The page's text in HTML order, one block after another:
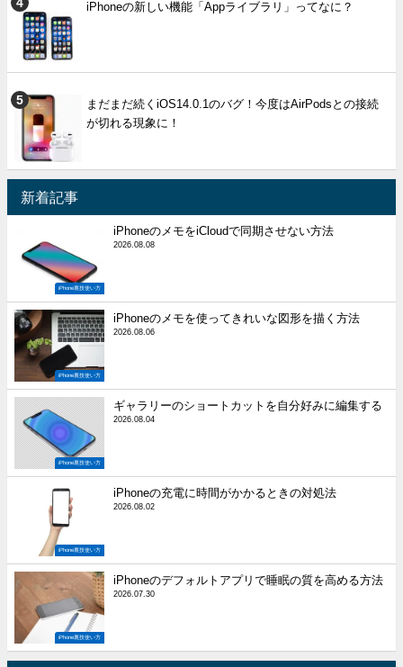
iPhoneの新しい機能「Appライブラリ」ってなに？
まだまだ続くiOS14.0.1のバグ！今度はAirPodsとの接続
が切れる現象に！
新着記事
iPhone裏技使い方
iPhoneのメモをiCloudで同期させない方法
2026.08.08
iPhone裏技使い方
iPhoneのメモを使ってきれいな図形を描く方法
2026.08.06
iPhone裏技使い方
ギャラリーのショートカットを自分好みに編集する
2026.08.04
iPhone裏技使い方
iPhoneの充電に時間がかかるときの対処法
2026.08.02
iPhone裏技使い方
iPhoneのデフォルトアプリで睡眠の質を高める方法
2026.07.30